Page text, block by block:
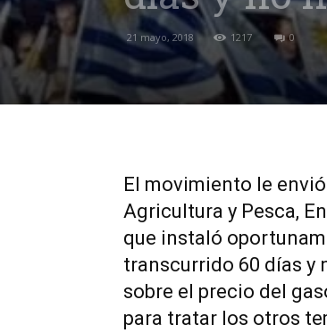
21 mayo, 2018 1217 0
El movimiento le
Agricultura y Pesca,
que instaló
transcurrido 60 días y
sobre el precio del
para tratar los otros